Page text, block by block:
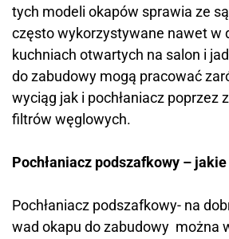
tych modeli okapów sprawia ze
często wykorzystywane nawet w
kuchniach otwartych na salon i
do zabudowy mogą pracować
wyciąg jak i pochłaniacz poprzez
filtrów węglowych.
Pochłaniacz podszafkowy –
Pochłaniacz podszafkowy- na
wad okapu do zabudowy można